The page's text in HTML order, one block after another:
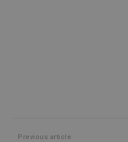
Previous article